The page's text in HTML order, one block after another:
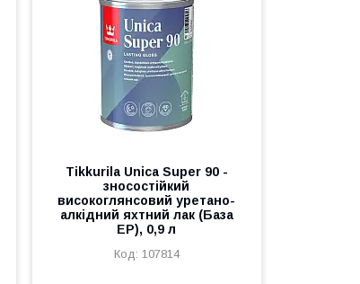
Tikkurila Unica Super 90 -
зносостійкий
високоглянсовий уретано-
алкідний яхтний лак (База
EP), 0,9 л
107814